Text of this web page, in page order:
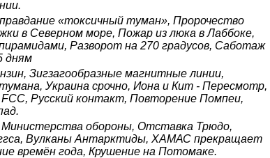
«токсичный туман», Пророчество
в Северном море, Пожар из люка в Лаббоке,
Разворот на 270 градусов, Саботаж
дням
Зигзагообразные магнитные линии,
Украина срочно, Иона и Кит - Пересмотр,
Русский контакт, Повторение Помпеи,
обороны, Отставка Трюдо,
Вулканы Антарктиды, ХАМАС прекращает
времён года, Крушение на Потомаке.